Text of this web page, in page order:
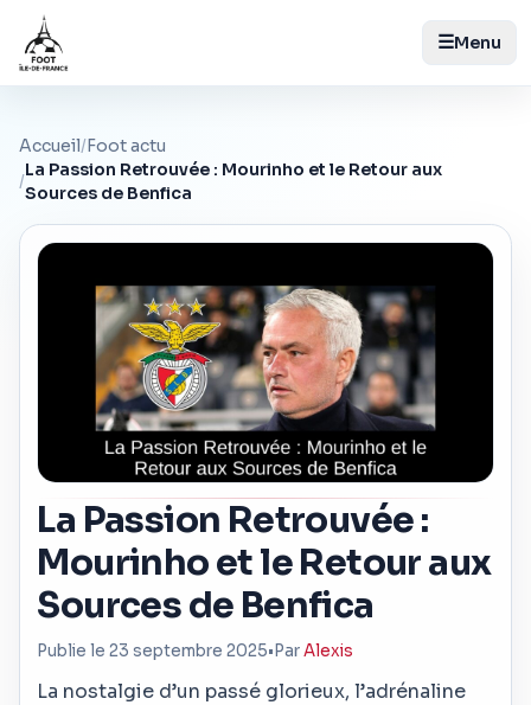
☰Menu
Accueil/Foot actu
/
La Passion Retrouvée : Mourinho et le Retour aux
Sources de Benfica
La Passion Retrouvée :
Mourinho et le Retour aux
Sources de Benfica
Publie le 23 septembre 2025• ParAlexis
La nostalgie d’un passé glorieux, l’adrénaline